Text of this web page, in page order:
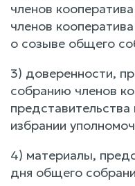
членов
членов
о созыве общего
3) доверенности,
собранию членов
избрании
4) материалы,
дня общего